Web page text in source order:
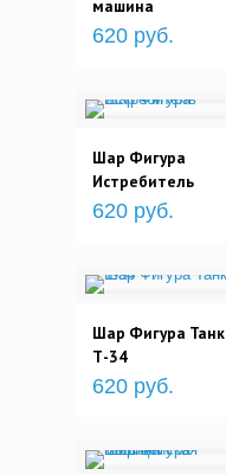
машина
620 руб.
Шар Фигура
Истребитель
620 руб.
Шар Фигура Танк
Т-34
620 руб.